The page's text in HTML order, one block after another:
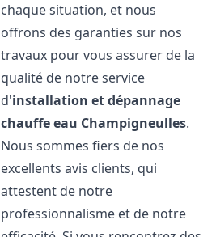
chaque situation, et nous
offrons des garanties sur nos
travaux pour vous assurer de la
qualité de notre service
d'installation et dépannage
chauffe eau Champigneulles.
Nous sommes fiers de nos
excellents avis clients, qui
attestent de notre
professionnalisme et de notre